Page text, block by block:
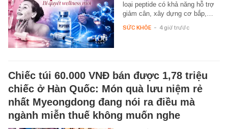
loại peptide có khả năng hỗ trợ
giảm cân, xây dựng cơ bắp,…
SỨC KHỎE - 4 giờ trước
Chiếc túi 60.000 VNĐ bán được 1,78 triệu
chiếc ở Hàn Quốc: Món quà lưu niệm rẻ
nhất Myeongdong đang nói ra điều mà
ngành miễn thuế không muốn nghe